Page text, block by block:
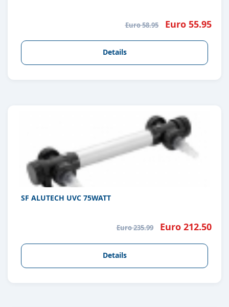
Euro 58.95 Euro 55.95
Details
SF ALUTECH UVC 75WATT
Euro 235.99 Euro 212.50
Details